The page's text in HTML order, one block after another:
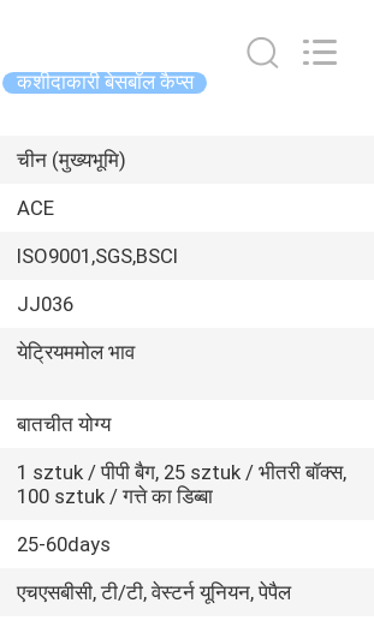
कशीदाकारी बेसबॉल कैप्स
चीन (मुख्यभूमि)
ACE
ISO9001,SGS,BSCI
JJ036
येट्रियममोल भाव
बातचीत योग्य
1 sztuk / पीपी बैग, 25 sztuk / भीतरी बॉक्स,
100 sztuk / गत्ते का डिब्बा
25-60days
एचएसबीसी, टी/टी, वेस्टर्न यूनियन, पेपैल